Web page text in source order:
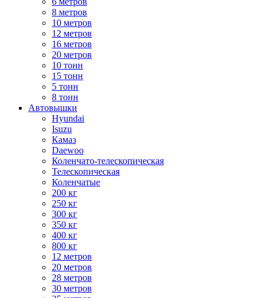
8 метров
10 метров
12 метров
16 метров
20 метров
10 тонн
15 тонн
5 тонн
8 тонн
Автовышки
Hyundai
Isuzu
Камаз
Daewoo
Коленчато-телескопическая
Телескопическая
Коленчатые
200 кг
250 кг
300 кг
350 кг
400 кг
800 кг
12 метров
20 метров
28 метров
30 метров